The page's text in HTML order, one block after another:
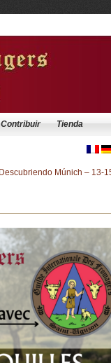
Contribuir Tienda
Múnich – 13-